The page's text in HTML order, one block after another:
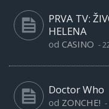
PRVA TV:
HELENA
od CASINO -
Doctor Who
od ZONCHE! -